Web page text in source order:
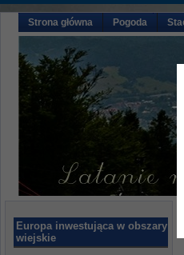
Strona główna Pogoda
Europa inwestująca w obszary
wiejskie